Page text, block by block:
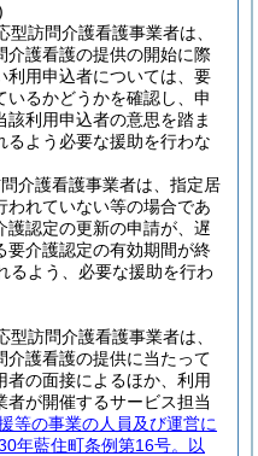
訪問介護看護事業者は、
介護看護の提供の開始に際
利用申込者については、要
るかどうかを確認し、申
利用申込者の意思を踏ま
るよう必要な援助を行わな
介護看護事業者は、指定居
われていない等の場合であ
護認定の更新の申請が、遅
要介護認定の有効期間が終
るよう、必要な援助を行わ
訪問介護看護事業者は、
介護看護の提供に当たって
者の面接によるほか、利用
が開催するサービス担当
等の事業の人員及び運営に
年藍住町条例第16号。以